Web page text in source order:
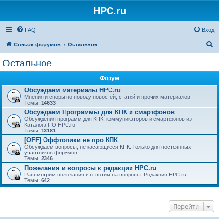
HPC.ru
FAQ Вход
Список форумов Остальное
Остальное
Форум
Обсуждаем материалы HPC.ru
Мнения и споры по поводу новостей, статей и прочих материалов
Темы: 14633
Обсуждаем Программы для КПК и смартфонов
Обсуждения программ для КПК, коммуникаторов и смартфонов из
Каталога ПО HPC.ru
Темы: 13181
[OFF] Оффтопики не про КПК
Обсуждаем вопросы, не касающиеся КПК. Только для постоянных
участников форумов.
Темы: 2346
Пожелания и вопросы к редакции HPC.ru
Рассмотрим пожелания и ответим на вопросы. Редакция HPC.ru
Темы: 642
Перейти